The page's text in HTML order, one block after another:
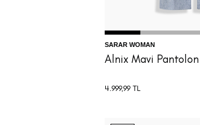
SARAR WOMAN
Alnix Mavi Pantolon
4.999,99 TL